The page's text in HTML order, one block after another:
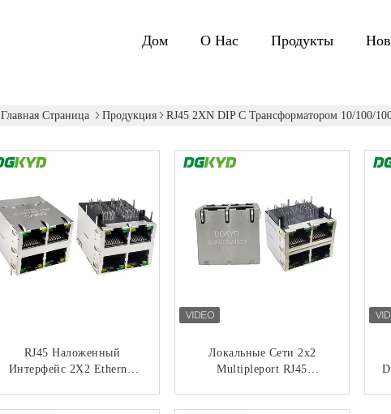
Дом О Нас Продукты
Главная Страница Продукция RJ45 2XN DIP С Трансформатором 10/100/
RJ45 Наложенный
Интерфейс 2X2 Ethernet
КОНТАКТ
Локальные Сети 2x2
Multipleport RJ45
КОНТАКТ